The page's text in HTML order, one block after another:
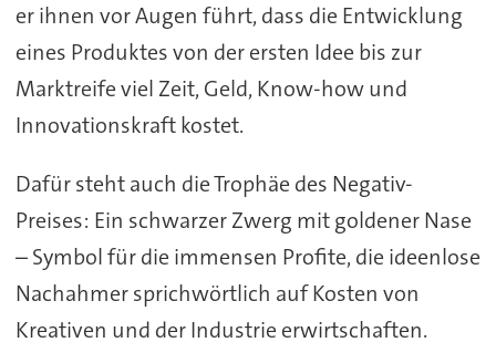
er ihnen vor Augen führt, dass die Entwicklung
eines Produktes von der ersten Idee bis zur
Marktreife viel Zeit, Geld, Know-how und
Innovationskraft kostet.
Dafür steht auch die Trophäe des Negativ-
Preises: Ein schwarzer Zwerg mit goldener Nase
– Symbol für die immensen Profite, die ideenlose
Nachahmer sprichwörtlich auf Kosten von
Kreativen und der Industrie erwirtschaften.